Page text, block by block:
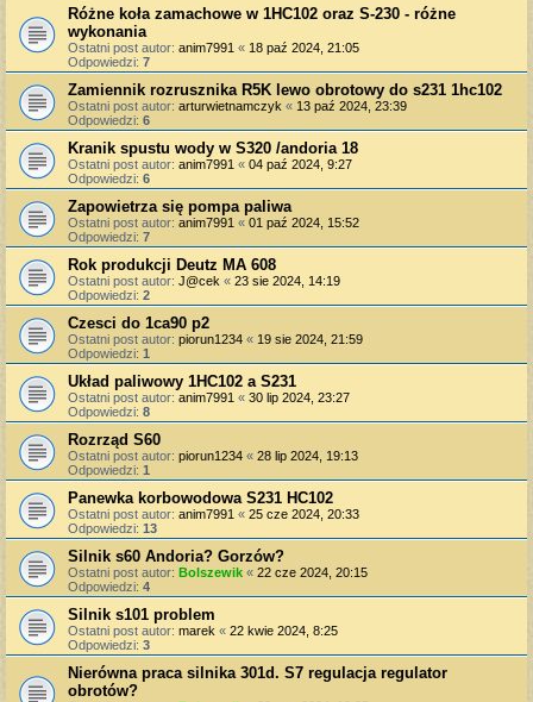
Różne koła zamachowe w 1HC102 oraz S-230 - różne
wykonania
Ostatni post autor: anim7991 « 18 paź 2024, 21:05
Odpowiedzi: 7
Zamiennik rozrusznika R5K lewo obrotowy do s231 1hc102
Ostatni post autor: arturwietnamczyk « 13 paź 2024, 23:39
Odpowiedzi: 6
Kranik spustu wody w S320 /andoria 18
Ostatni post autor: anim7991 « 04 paź 2024, 9:27
Odpowiedzi: 6
Zapowietrza się pompa paliwa
Ostatni post autor: anim7991 « 01 paź 2024, 15:52
Odpowiedzi: 7
Rok produkcji Deutz MA 608
Ostatni post autor: J@cek « 23 sie 2024, 14:19
Odpowiedzi: 2
Czesci do 1ca90 p2
Ostatni post autor: piorun1234 « 19 sie 2024, 21:59
Odpowiedzi: 1
Układ paliwowy 1HC102 a S231
Ostatni post autor: anim7991 « 30 lip 2024, 23:27
Odpowiedzi: 8
Rozrząd S60
Ostatni post autor: piorun1234 « 28 lip 2024, 19:13
Odpowiedzi: 1
Panewka korbowodowa S231 HC102
Ostatni post autor: anim7991 « 25 cze 2024, 20:33
Odpowiedzi: 13
Silnik s60 Andoria? Gorzów?
Ostatni post autor: Bolszewik « 22 cze 2024, 20:15
Odpowiedzi: 4
Silnik s101 problem
Ostatni post autor: marek « 22 kwie 2024, 8:25
Odpowiedzi: 3
Nierówna praca silnika 301d. S7 regulacja regulator
obrotów?